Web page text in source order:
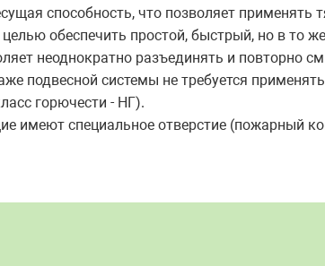
способность, что позволяет применять
целью обеспечить простой, быстрый, но в
неоднократно разъединять и повторно
подвесной системы не требуется
горючести - НГ).
имеют специальное отверстие (пожарный